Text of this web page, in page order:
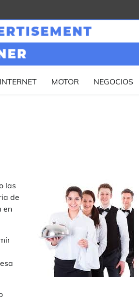
INTERNET MOTOR NEGOCIOS
las
de
en